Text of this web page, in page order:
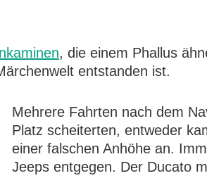
, die einem Phallus
entstanden ist.
Mehrere Fahrten nach dem
Platz scheiterten, entweder
einer falschen Anhöhe an.
Jeeps entgegen. Der Ducato